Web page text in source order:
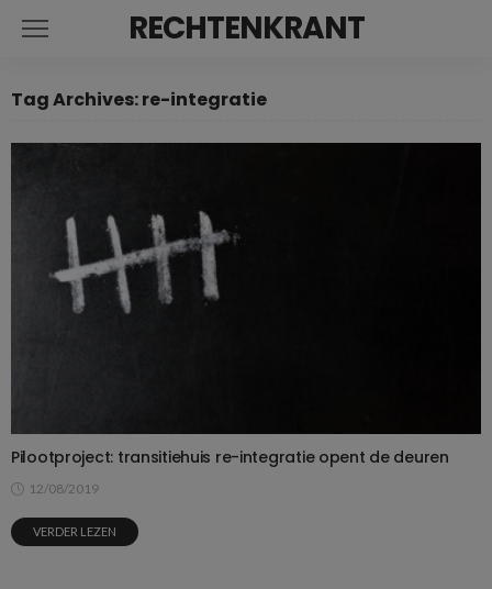
RECHTENKRANT
Tag Archives: re-integratie
Pilootproject: transitiehuis re-integratie opent de deuren
12/08/2019
VERDER LEZEN